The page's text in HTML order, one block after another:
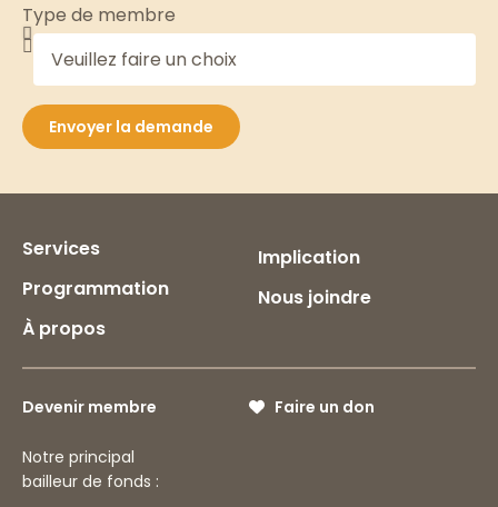
Type de membre
Envoyer la demande
Services
Programmation
À propos
Implication
Nous joindre
Devenir membre Faire un don
Notre principal
bailleur de fonds :